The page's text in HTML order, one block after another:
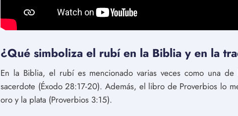
¿Qué simboliza el rubí en la Biblia y en la
En la Biblia, el rubí es mencionado varias veces como una
sacerdote (Éxodo 28:17-20). Además, el libro de Proverbios lo
oro y la plata (Proverbios 3:15).